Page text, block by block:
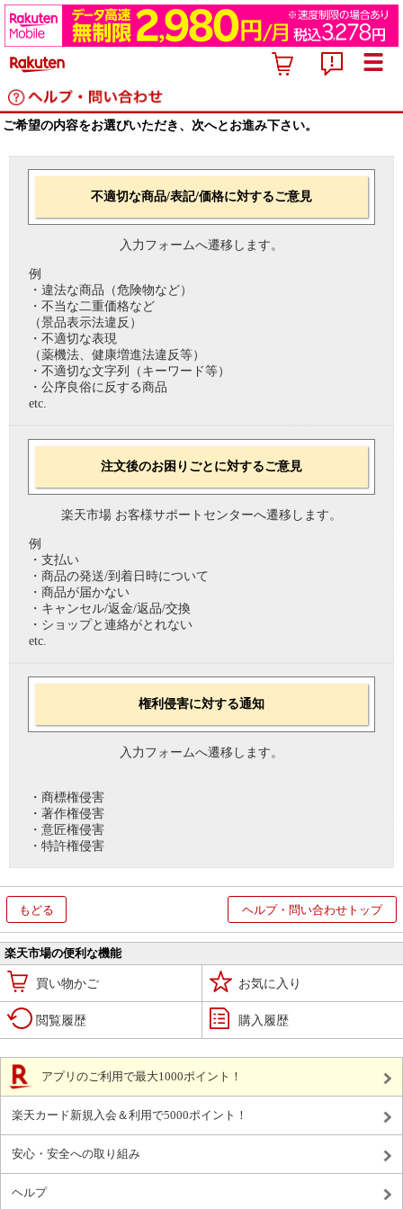
ご希望の内容をお選びいただき、次へとお進み下さい。
不適切な商品/表記/価格に対するご意見
入力フォームへ遷移します。
例
・違法な商品（危険物など）
・不当な二重価格など
（景品表示法違反）
・不適切な表現
（薬機法、健康増進法違反等）
・不適切な文字列（キーワード等）
・公序良俗に反する商品
etc.
注文後のお困りごとに対するご意見
楽天市場 お客様サポートセンターへ遷移します。
例
・支払い
・商品の発送/到着日時について
・商品が届かない
・キャンセル/返金/返品/交換
・ショップと連絡がとれない
etc.
権利侵害に対する通知
入力フォームへ遷移します。
・商標権侵害
・著作権侵害
・意匠権侵害
・特許権侵害
もどる ヘルプ・問い合わせトップ
楽天市場の便利な機能
買い物かご お気に入り
閲覧履歴 購入履歴
アプリのご利用で最大1000ポイント！
楽天カード新規入会＆利用で5000ポイント！
安心・安全への取り組み
ヘルプ